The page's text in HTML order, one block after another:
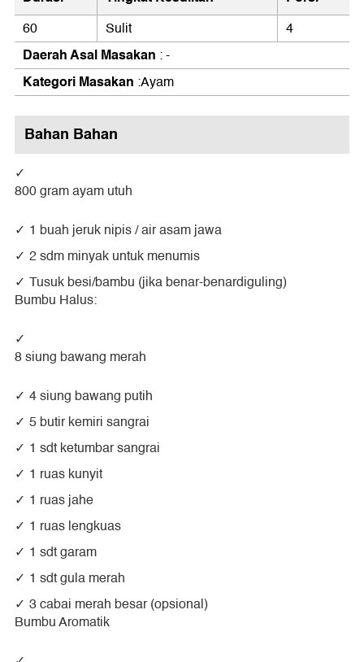
60 Sulit 4
Daerah Asal Masakan : -
Kategori Masakan :Ayam
Bahan Bahan
800 gram ayam utuh
1 buah jeruk nipis / air asam jawa
2 sdm minyak untuk menumis
Tusuk besi/bambu (jika benar-benardiguling)
Bumbu Halus:
8 siung bawang merah
4 siung bawang putih
5 butir kemiri sangrai
1 sdt ketumbar sangrai
1 ruas kunyit
1 ruas jahe
1 ruas lengkuas
1 sdt garam
1 sdt gula merah
3 cabai merah besar (opsional)
Bumbu Aromatik